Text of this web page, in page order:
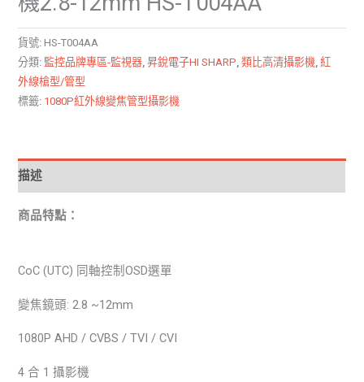
貨號:HS-T004AA
分類: 監控品牌專區-監視器,昇銳電子HI SHARP,類比高清攝影機,紅
外線槍型/管型
標籤: 1080P紅外線變焦管型攝影機
描述
商品特點：
CoC (UTC) 同軸控制OSD選單
變焦鏡頭: 2.8 ~12mm
1080P AHD / CVBS / TVI / CVI
4 合 1 攝影機